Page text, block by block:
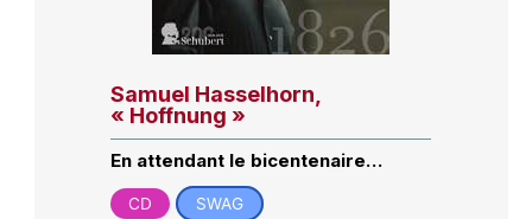
Samuel Hasselhorn,
« Hoffnung »
En attendant le bicentenaire…
CD SWAG